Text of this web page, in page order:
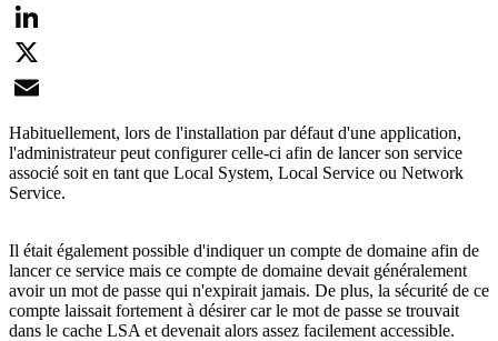
Facebook
LinkedIn
X
Email
Habituellement, lors de l'installation par défaut d'une application,
l'administrateur peut configurer celle-ci afin de lancer son service
associé soit en tant que Local System, Local Service ou Network
Service.
Il était également possible d'indiquer un compte de domaine afin de
lancer ce service mais ce compte de domaine devait généralement
avoir un mot de passe qui n'expirait jamais. De plus, la sécurité de ce
compte laissait fortement à désirer car le mot de passe se trouvait
dans le cache LSA et devenait alors assez facilement accessible.